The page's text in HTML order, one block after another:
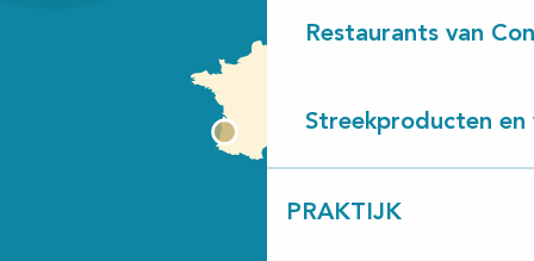
Restaurants van
Streekproducten en
PRAKTIJK